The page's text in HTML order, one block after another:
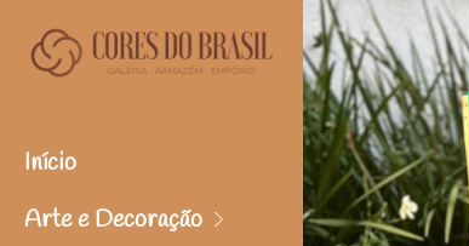
Início
Arte e Decoração